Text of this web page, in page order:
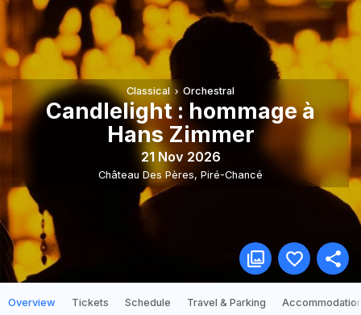
Classical Orchestral
Candlelight : hommage à
Hans Zimmer
21 Nov 2026
Château Des Pères, Piré-Chancé
Overview Tickets Schedule Travel & Parking